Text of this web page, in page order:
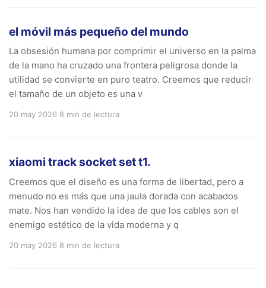
el móvil más pequeño del mundo
La obsesión humana por comprimir el universo en la palma
de la mano ha cruzado una frontera peligrosa donde la
utilidad se convierte en puro teatro. Creemos que reducir
el tamaño de un objeto es una v
20 may 2026 8 min de lectura
xiaomi track socket set t1.
Creemos que el diseño es una forma de libertad, pero a
menudo no es más que una jaula dorada con acabados
mate. Nos han vendido la idea de que los cables son el
enemigo estético de la vida moderna y q
20 may 2026 8 min de lectura